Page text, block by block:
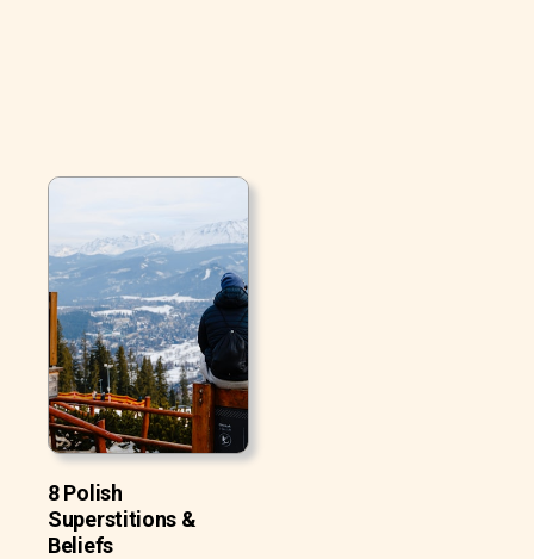
8 Polish
Superstitions &
Beliefs